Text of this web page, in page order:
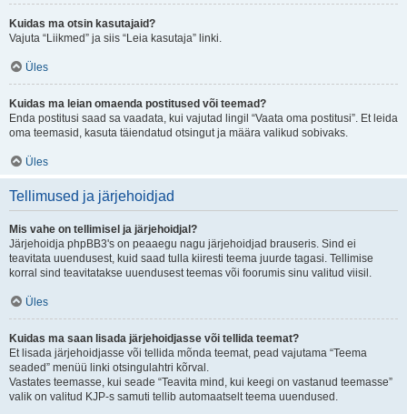
Kuidas ma otsin kasutajaid?
Vajuta “Liikmed” ja siis “Leia kasutaja” linki.
Üles
Kuidas ma leian omaenda postitused või teemad?
Enda postitusi saad sa vaadata, kui vajutad lingil “Vaata oma postitusi”. Et leida
oma teemasid, kasuta täiendatud otsingut ja määra valikud sobivaks.
Üles
Tellimused ja järjehoidjad
Mis vahe on tellimisel ja järjehoidjal?
Järjehoidja phpBB3's on peaaegu nagu järjehoidjad brauseris. Sind ei
teavitata uuendusest, kuid saad tulla kiiresti teema juurde tagasi. Tellimise
korral sind teavitatakse uuendusest teemas või foorumis sinu valitud viisil.
Üles
Kuidas ma saan lisada järjehoidjasse või tellida teemat?
Et lisada järjehoidjasse või tellida mõnda teemat, pead vajutama “Teema
seaded” menüü linki otsingulahtri kõrval.
Vastates teemasse, kui seade “Teavita mind, kui keegi on vastanud teemasse”
valik on valitud KJP-s samuti tellib automaatselt teema uuendused.